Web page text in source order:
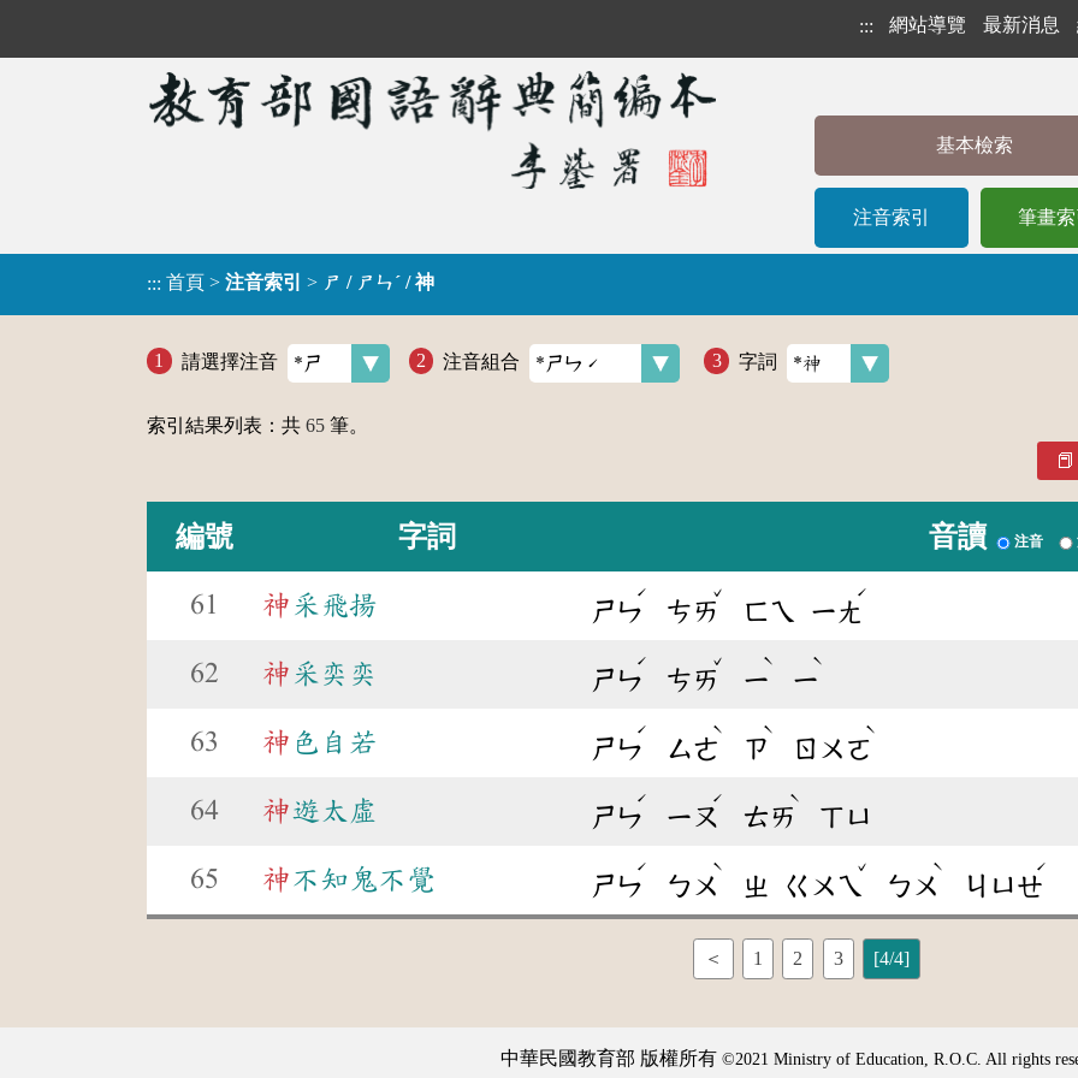
::: 網站導覽 最新消息
基本檢索
注音索引 筆畫索
::: 首頁 > 注音索引 > ㄕ / ㄕㄣˊ / 神
請選擇注音 注音組合 字詞
索引結果列表：共 65 筆。
編號 字詞 音讀 注音
61 神 采飛揚 ㄕㄣ
ˊ
ㄘㄞ
ˇ
ㄈㄟ ㄧㄤ
ˊ
62 神 采奕奕 ㄕㄣ
ˊ
ㄘㄞ
ˇ
ㄧ
ˋ
ㄧ
ˋ
63 神 色自若 ㄕㄣ
ˊ
ㄙㄜ
ˋ
ㄗ
ˋ
ㄖㄨㄛ
ˋ
64 神遊太虛 ㄕㄣ
ˊ
ㄧㄡ
ˊ
ㄊㄞ
ˋ
ㄒㄩ
65 神不知鬼不覺 ㄕㄣ
ˊ
ㄅㄨ
ˋ
ㄓ ㄍㄨㄟ
ˇ
ㄅㄨ
ˋ
ㄐㄩㄝ
ˊ
＜ 1 2 3 [4/4]
中華民國教育部 版權所有 ©2021 Ministry of Education, R.O.C. All rights